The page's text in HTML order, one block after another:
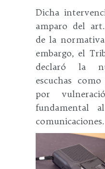
Dicha
amparo del
de la
embargo, el
declaró la
escuchas
por
fundamental
comunicaciones.